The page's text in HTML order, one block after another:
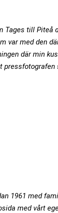
Tages till Piteå
var med den
där min
pressfotografen
1961 med
med vårt